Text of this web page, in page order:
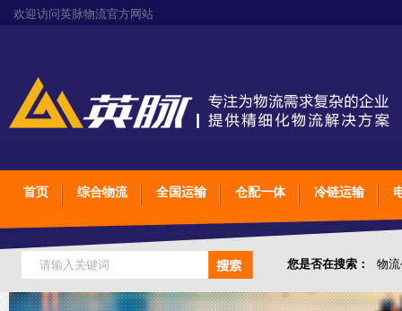
欢迎访问英脉物流官方网站
首页 综合物流 全国运输 仓配一体 冷链运输
您是否在搜索： 物
仓储综合专业定制物